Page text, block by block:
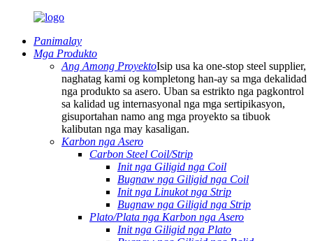
Panimalay
Mga Produkto
Ang Among ProyektoIsip usa ka one-stop steel supplier,
naghatag kami og kompletong han-ay sa mga dekalidad
nga produkto sa asero. Uban sa estrikto nga pagkontrol
sa kalidad ug internasyonal nga mga sertipikasyon,
gisuportahan namo ang mga proyekto sa tibuok
kalibutan nga may kasaligan.
Karbon nga Asero
Carbon Steel Coil/Strip
Init nga Giligid nga Coil
Bugnaw nga Giligid nga Coil
Init nga Linukot nga Strip
Bugnaw nga Giligid nga Strip
Plato/Plata nga Karbon nga Asero
Init nga Giligid nga Plato